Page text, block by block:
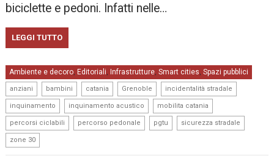
biciclette e pedoni. Infatti nelle…
LEGGI TUTTO
Ambiente e decoro, Editoriali, Infrastrutture,Smart cities,Spazi pubblici
anziani bambini catania Grenoble incidentalità stradale
inquinamento inquinamento acustico mobilita catania
percorsi ciclabili percorso pedonale pgtu sicurezza stradale
zone 30